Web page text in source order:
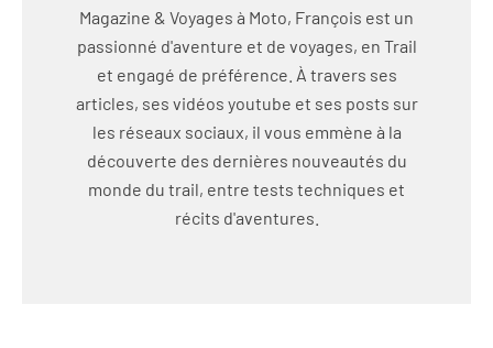
Magazine & Voyages à Moto, François est un
passionné d'aventure et de voyages, en Trail
et engagé de préférence. À travers ses
articles, ses vidéos youtube et ses posts sur
les réseaux sociaux, il vous emmène à la
découverte des dernières nouveautés du
monde du trail, entre tests techniques et
récits d'aventures.